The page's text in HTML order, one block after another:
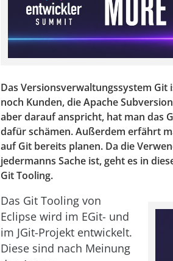
Das Versionsverwaltungssystem
noch Kunden, die Apache
aber darauf anspricht, hat man das
dafür schämen. Außerdem erfährt
auf Git bereits planen. Da die
jedermanns Sache ist, geht es in
Git Tooling.
Das Git Tooling von
Eclipse wird im EGit- und
im JGit-Projekt entwickelt.
Diese sind nach Meinung